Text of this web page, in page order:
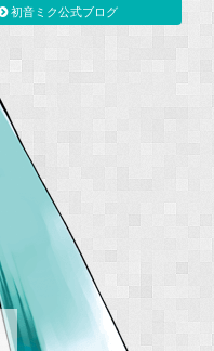
初音ミク公式ブログ